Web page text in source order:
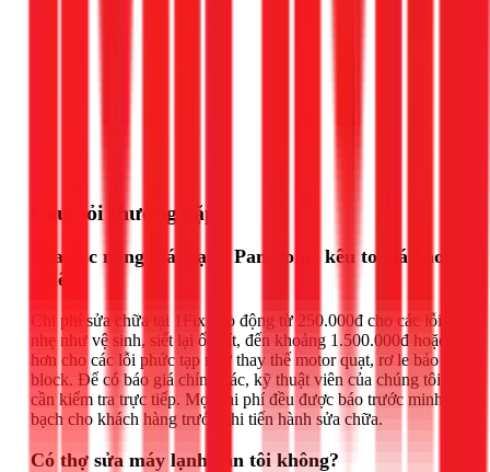
Câu hỏi thường gặp
Sửa cục nóng máy lạnh Panasonic kêu to giá bao
nhiêu?
Chi phí sửa chữa tại 1Fix dao động từ 250.000đ cho các lỗi
nhẹ như vệ sinh, siết lại ốc vít, đến khoảng 1.500.000đ hoặc
hơn cho các lỗi phức tạp như thay thế motor quạt, rơ le bảo vệ
block. Để có báo giá chính xác, kỹ thuật viên của chúng tôi
cần kiểm tra trực tiếp. Mọi chi phí đều được báo trước minh
bạch cho khách hàng trước khi tiến hành sửa chữa.
Có thợ sửa máy lạnh gần tôi không?